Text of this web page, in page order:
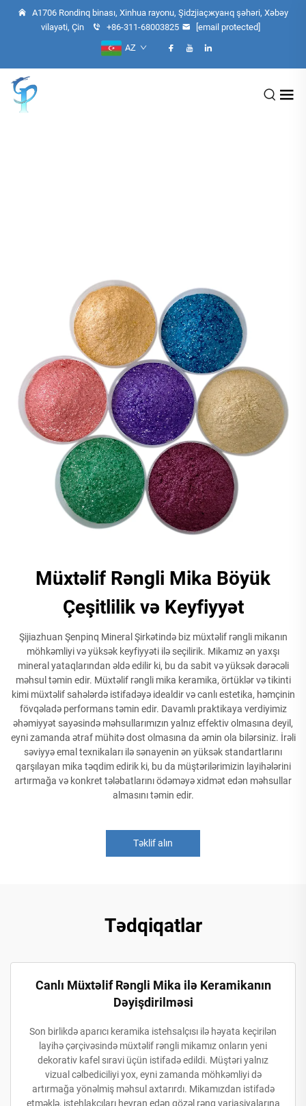
A1706 Rondinq binası, Xinhua rayonu, Şidzjiaçжуанq şəhəri, Xəbəy
vilayəti, Çin
+86-311-68003825
[email protected]
AZ
Müxtəlif Rəngli Mika Böyük
Çeşitlilik və Keyfiyyət
Şijiazhuan Şenpinq Mineral Şirkətində biz müxtəlif rəngli mikanın
möhkəmliyi və yüksək keyfiyyəti ilə seçilirik. Mikamız ən yaxşı
mineral yataqlarından əldə edilir ki, bu da sabit və yüksək dərəcəli
məhsul təmin edir. Müxtəlif rəngli mika keramika, örtüklər və tikinti
kimi müxtəlif sahələrdə istifadəyə idealdir və canlı estetika, həmçinin
fövqəladə performans təmin edir. Davamlı praktikaya verdiyimiz
əhəmiyyət sayəsində məhsullarımızın yalnız effektiv olmasına deyil,
eyni zamanda ətraf mühitə dost olmasına da əmin ola bilərsiniz. İrəli
səviyyə emal texnikaları ilə sənayenin ən yüksək standartlarını
qarşılayan mika təqdim edirik ki, bu da müştərilərimizin layihələrini
artırmağa və konkret tələbatlarını ödəməyə xidmət edən məhsullar
almasını təmin edir.
Təklif alın
Tədqiqatlar
Canlı Müxtəlif Rəngli Mika ilə Keramikanın
Dəyişdirilməsi
Son birlikdə aparıcı keramika istehsalçısı ilə həyata keçirilən
layihə çərçivəsində müxtəlif rəngli mikamız onların yeni
dekorativ kafel sıravi üçün istifadə edildi. Müştəri yalnız
vizual cəlbediciliyi yox, eyni zamanda möhkəmliyi də
artırmağa yönəlmiş məhsul axtarırdı. Mikamızdan istifadə
etməklə, istehlakçıları heyran edən gözəl rəng variasiyalarına